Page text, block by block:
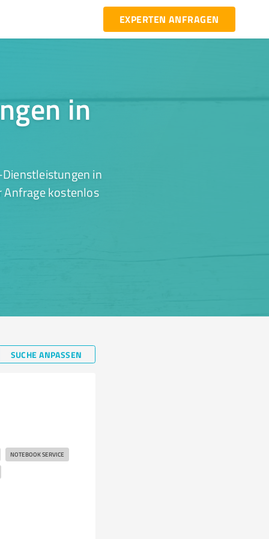
EXPERTEN ANFRAGEN
in
in
Anfrage kostenlos
SUCHE ANPASSEN
NOTEBOOK SERVICE